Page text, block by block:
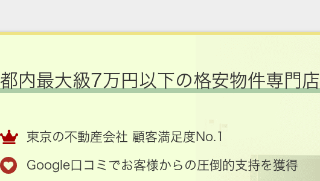
都内最大級7万円以下の格安物件専門店
東京の不動産会社 顧客満足度No.1
Google口コミでお客様からの圧倒的支持を獲得